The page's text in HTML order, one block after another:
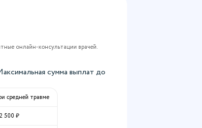
онлайн-консультации врачей.
сумма выплат до
средней травме
2 500 ₽